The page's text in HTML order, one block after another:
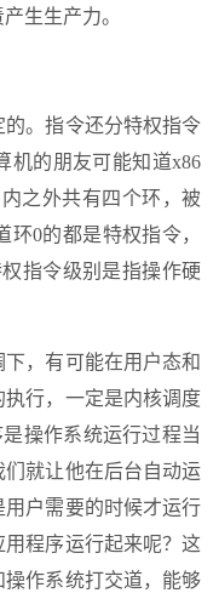
生生产力。
。指令还分特权指令
机的朋友可能知道x86
之外共有四个环，被
0的都是特权指令，
指令级别是指操作硬
，有可能在用户态和
行，一定是内核调度
操作系统运行过程当
就让他在后台自动运
户需要的时候才运行
程序运行起来呢？这
作系统打交道，能够